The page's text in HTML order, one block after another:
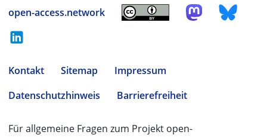
open-access.network
Kontakt Sitemap
Impressum
Datenschutzhinweis
Barrierefreiheit
Für allgemeine Fragen zum Projekt open-